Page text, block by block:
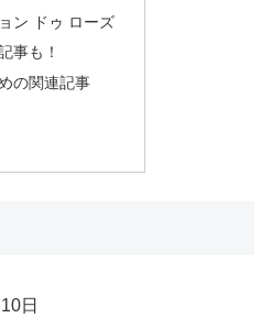
ン ドゥ ローズ
事も！
の関連記事
日